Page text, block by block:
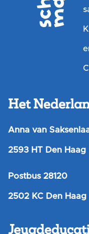
Het
Anna van
2593 HT Den Haag
Postbus 28120
2502 KC Den Haag